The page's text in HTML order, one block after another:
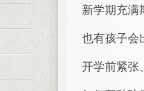
新学期充满
也有孩子会
开学前紧张